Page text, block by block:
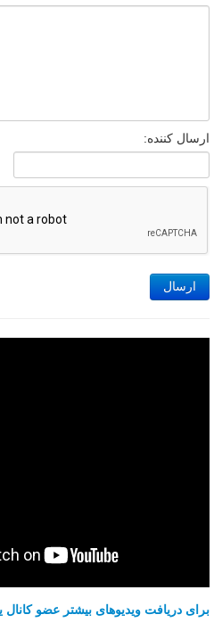
ارسال کننده:
ارسال
برای دریافت ویدیوهای بیشتر عضو کانال